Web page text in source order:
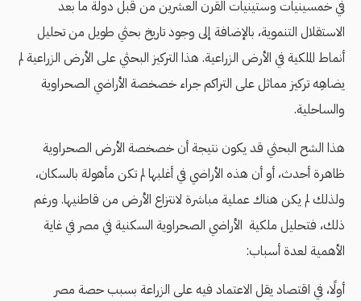
في خمسينيات وستينيات القرن العشرين من قبل دولة ما بعد
الاستقلال التنموية، بالإضافة إلى وجود تاريخ بحثي طويل من تحليل
أنماط الملكية في الأرض الزراعية. هذا التركيز البحثي على الأرض الزراعية لم
يضاهِه تركيز مماثل على التراكم جراء خصخصة الأراضي الصحراوية
والساحلية.
هذا الشح البحثي قد يكون نتيجة أن خصخصة الأرض الصحراوية
ظاهرة أحدث، أو أن هذه الأراضي في أغلبها لم تكن مأهولة بالسكان،
ولذلك لم يكن هناك عملية مباشرة لانتزاع الأرض من قاطنيها. ورغم
ذلك، فتحليل ملكية الأراضي الصحراوية السكنية في مصر في غاية
الأهمية لعدة أسباب:
أولًا، في اقتصاد يقل الاعتماد فيه على الزراعة بسبب حصة مصر